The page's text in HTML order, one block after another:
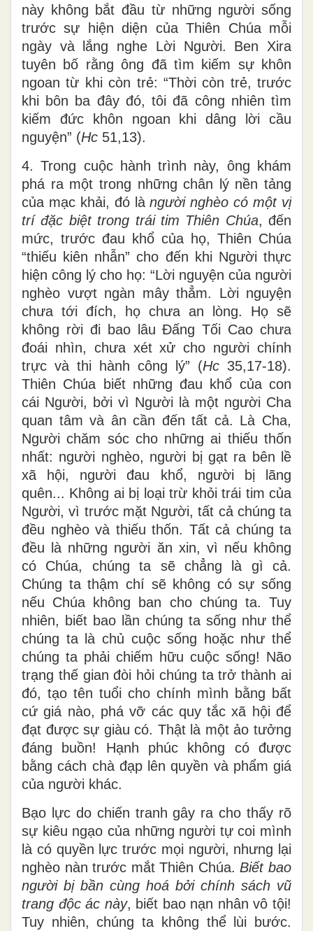
này không bắt đầu từ những người sống
trước sự hiện diện của Thiên Chúa mỗi
ngày và lắng nghe Lời Người. Ben Xira
tuyên bố rằng ông đã tìm kiếm sự khôn
ngoan từ khi còn trẻ: “Thời còn trẻ, trước
khi bôn ba đây đó, tôi đã công nhiên tìm
kiếm đức khôn ngoan khi dâng lời cầu
nguyện” (Hc 51,13).
4. Trong cuộc hành trình này, ông khám
phá ra một trong những chân lý nền tảng
của mạc khải, đó làngười nghèo có một vị
trí đặc biệt trong trái tim Thiên Chúa, đến
mức, trước đau khổ của họ, Thiên Chúa
“thiếu kiên nhẫn” cho đến khi Người thực
hiện công lý cho họ: “Lời nguyện của người
nghèo vượt ngàn mây thẳm. Lời nguyện
chưa tới đích, họ chưa an lòng. Họ sẽ
không rời đi bao lâu Đấng Tối Cao chưa
đoái nhìn, chưa xét xử cho người chính
trực và thi hành công lý” (Hc 35,17-18).
Thiên Chúa biết những đau khổ của con
cái Người, bởi vì Người là một người Cha
quan tâm và ân cần đến tất cả. Là Cha,
Người chăm sóc cho những ai thiếu thốn
nhất: người nghèo, người bị gạt ra bên lề
xã hội, người đau khổ, người bị lãng
quên... Không ai bị loại trừ khỏi trái tim của
Người, vì trước mặt Người, tất cả chúng ta
đều nghèo và thiếu thốn. Tất cả chúng ta
đều là những người ăn xin, vì nếu không
có Chúa, chúng ta sẽ chẳng là gì cả.
Chúng ta thậm chí sẽ không có sự sống
nếu Chúa không ban cho chúng ta. Tuy
nhiên, biết bao lần chúng ta sống như thể
chúng ta là chủ cuộc sống hoặc như thể
chúng ta phải chiếm hữu cuộc sống! Não
trạng thế gian đòi hỏi chúng ta trở thành ai
đó, tạo tên tuổi cho chính mình bằng bất
cứ giá nào, phá vỡ các quy tắc xã hội để
đạt được sự giàu có. Thật là một ảo tưởng
đáng buồn! Hạnh phúc không có được
bằng cách chà đạp lên quyền và phẩm giá
của người khác.
Bạo lực do chiến tranh gây ra cho thấy rõ
sự kiêu ngạo của những người tự coi mình
là có quyền lực trước mọi người, nhưng lại
nghèo nàn trước mắt Thiên Chúa. Biết bao
người bị bần cùng hoá bởi chính sách vũ
trang độc ác này, biết bao nạn nhân vô tội!
Tuy nhiên, chúng ta không thể lùi bước.